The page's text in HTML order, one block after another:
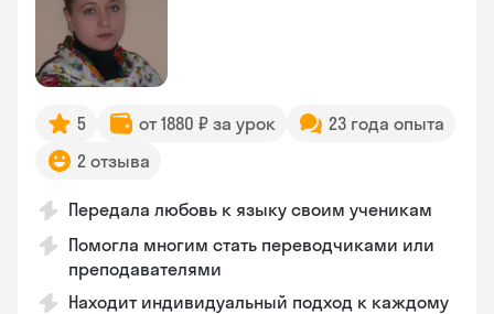
5 от 1880 ₽ за урок
23 года опыта
2 отзыва
Передала любовь к языку своим ученикам
Помогла многим стать переводчиками или
преподавателями
Находит индивидуальный подход к каждому